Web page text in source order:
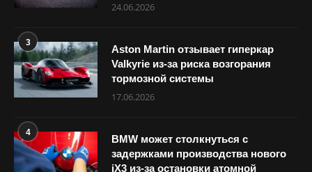
24.06.2026
3
Aston Martin отзывает гиперкар
Valkyrie из-за риска возгорания
тормозной системы
17.06.2026
4
BMW может столкнуться с
задержками производства нового
iX3 из-за остановки атомной